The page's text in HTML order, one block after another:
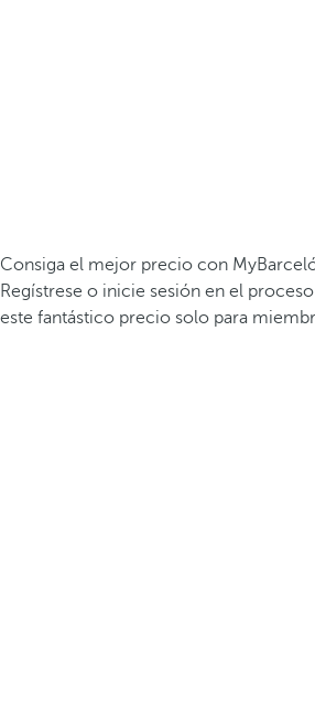
Consiga el mejor precio con
Regístrese o inicie sesión en el
este fantástico precio solo para